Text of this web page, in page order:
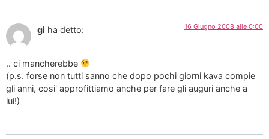
gi ha detto: 16 Giugno 2008 alle 0:00
.. ci mancherebbe
(p.s. forse non tutti sanno che dopo pochi giorni kava compie
gli anni, cosi' approfittiamo anche per fare gli auguri anche a
lui!)